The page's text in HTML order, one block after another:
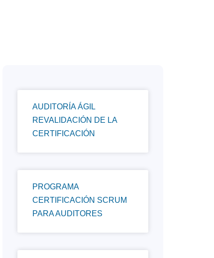
AUDITORÍA ÁGIL
REVALIDACIÓN DE LA
CERTIFICACIÓN
PROGRAMA
CERTIFICACIÓN SCRUM
PARA AUDITORES